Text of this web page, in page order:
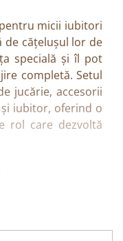
micii iubitori
de cățelușul lor de
specială și îl pot
completă. Setul
jucărie, accesorii
iubitor, oferind o
rol care dezvoltă
sociale și